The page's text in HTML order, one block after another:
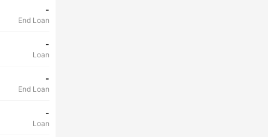
-
End Loan
-
Loan
-
End Loan
-
Loan